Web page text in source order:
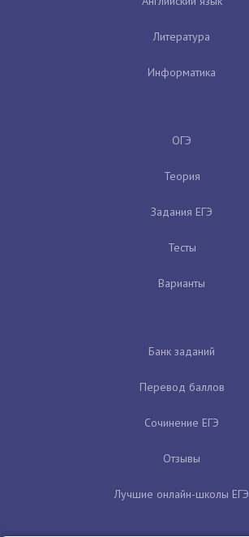
Литература
Информатика
ОГЭ
Теория
Задания ЕГЭ
Тесты
Варианты
Банк заданий
Перевод баллов
Сочинение ЕГЭ
Отзывы
Лучшие онлайн-школы ЕГЭ